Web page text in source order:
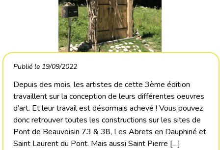
Publié le 19/09/2022
Depuis des mois, les artistes de cette 3ème édition
travaillent sur la conception de leurs différentes oeuvres
d’art. Et leur travail est désormais achevé ! Vous pouvez
donc retrouver toutes les constructions sur les sites de
Pont de Beauvoisin 73 & 38, Les Abrets en Dauphiné et
Saint Laurent du Pont. Mais aussi Saint Pierre […]